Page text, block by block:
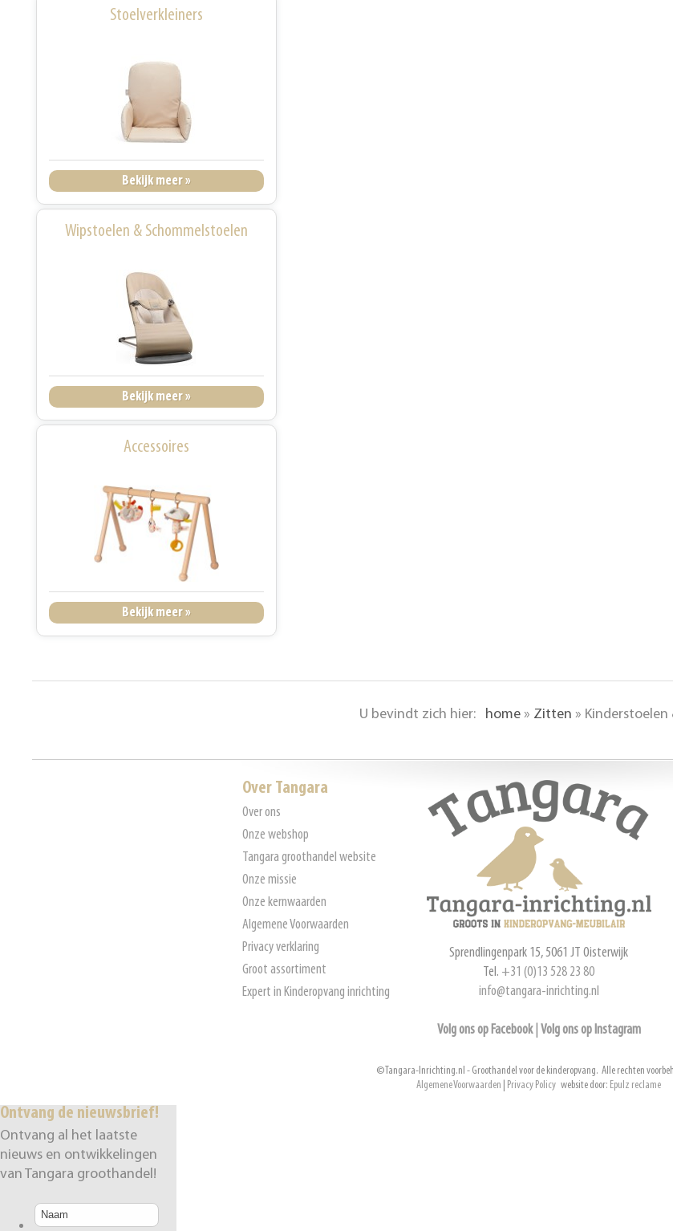
Stoelverkleiners
Bekijk meer »
Wipstoelen & Schommelstoelen
Bekijk meer »
Accessoires
Bekijk meer »
U bevindt zich hier: home » Zitten » Kinderstoelen
Over Tangara
Over ons
Onze webshop
Tangara groothandel website
Onze missie
Onze kernwaarden
Algemene Voorwaarden
Privacy verklaring
Groot assortiment
Expert in Kinderopvang inrichting
Sprendlingenpark 15, 5061 JT Oisterwijk
Tel. +31 (0)13 528 23 80
info@tangara-inrichting.nl
Volg ons op Facebook| Volg ons op Instagram
© Tangara-Inrichting.nl - Groothandel voor de kinderopvang. Alle rechten
Algemene Voorwaarden Privacy Policy website door: Epulz reclame
Ontvang de nieuwsbrief!
Ontvang al het laatste
nieuws en ontwikkelingen
van Tangara groothandel!